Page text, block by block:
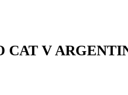
CAT V